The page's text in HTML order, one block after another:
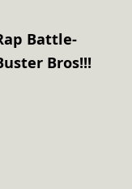
Battle-
Bros!!!